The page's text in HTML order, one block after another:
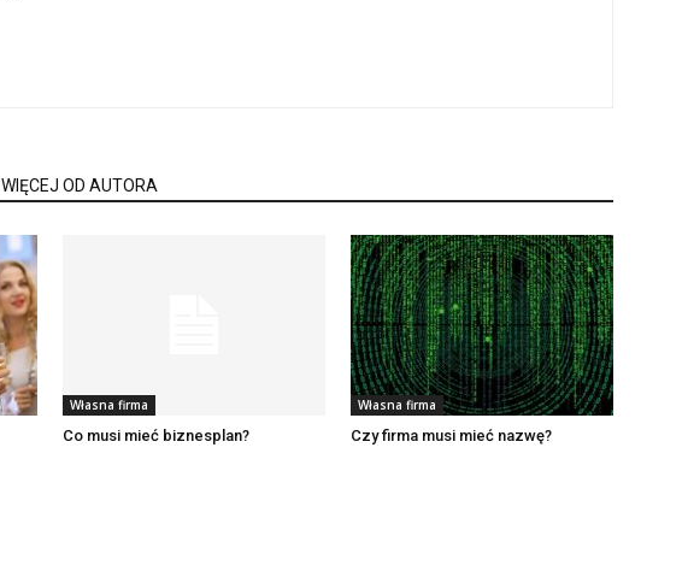
WIĘCEJ OD AUTORA
Własna firma
Co musi mieć biznesplan?
Własna firma
Czy firma musi mieć nazwę?